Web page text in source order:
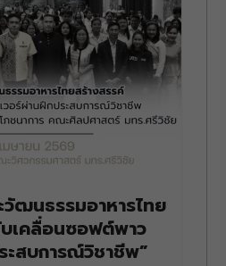
วัฒนธรรมอาหารไทย
เคลื่อนซอฟต์พาว
ะสบการณ์วิชาชีพ”